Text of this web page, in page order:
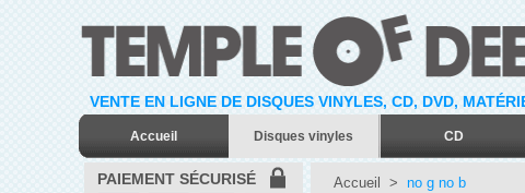
VENTE EN LIGNE DE DISQUES VINYLES, CD, DVD,
Accueil Disques vinyles CD
PAIEMENT SÉCURISÉ Accueil > no g no b